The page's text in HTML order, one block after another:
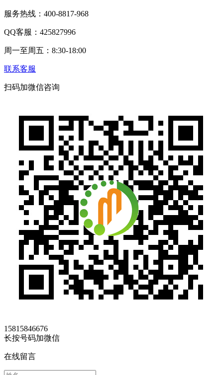
服务热线：400-8817-968
QQ客服：425827996
周一至周五：8:30-18:00
联系客服
扫码加微信咨询
15815846676
长按号码加微信
在线留言